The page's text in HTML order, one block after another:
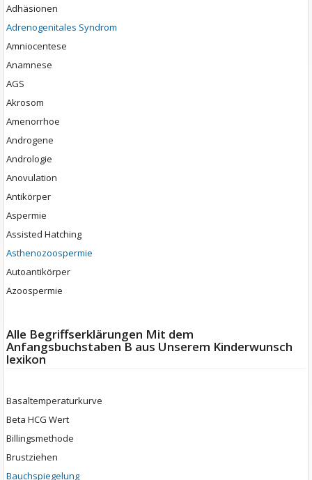
Adhäsionen
Adrenogenitales Syndrom
Amniocentese
Anamnese
AGS
Akrosom
Amenorrhoe
Androgene
Andrologie
Anovulation
Antikörper
Aspermie
Assisted Hatching
Asthenozoospermie
Autoantikörper
Azoospermie
Alle Begriffserklärungen Mit dem
Anfangsbuchstaben B aus Unserem Kinderwunsch
lexikon
Basaltemperaturkurve
Beta HCG Wert
Billingsmethode
Brustziehen
Bauchspiegelung